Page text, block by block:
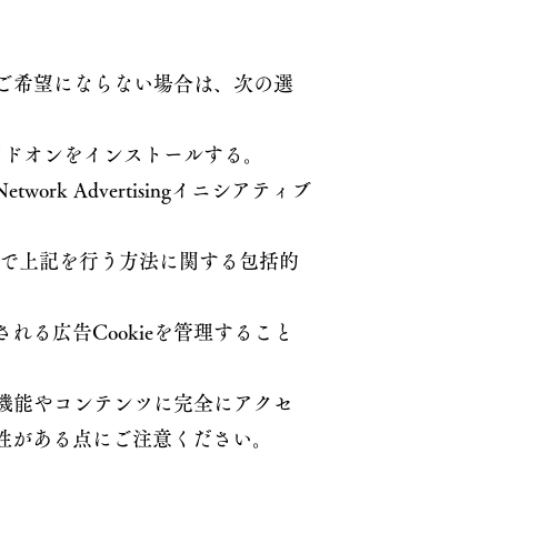
希望にならない場合は、次の選
オンをインストールする。
Advertisingイニシアティブ
上記を行う方法に関する包括的
る広告Cookieを管理すること
能やコンテンツに完全にアクセ
ある点にご注意ください。